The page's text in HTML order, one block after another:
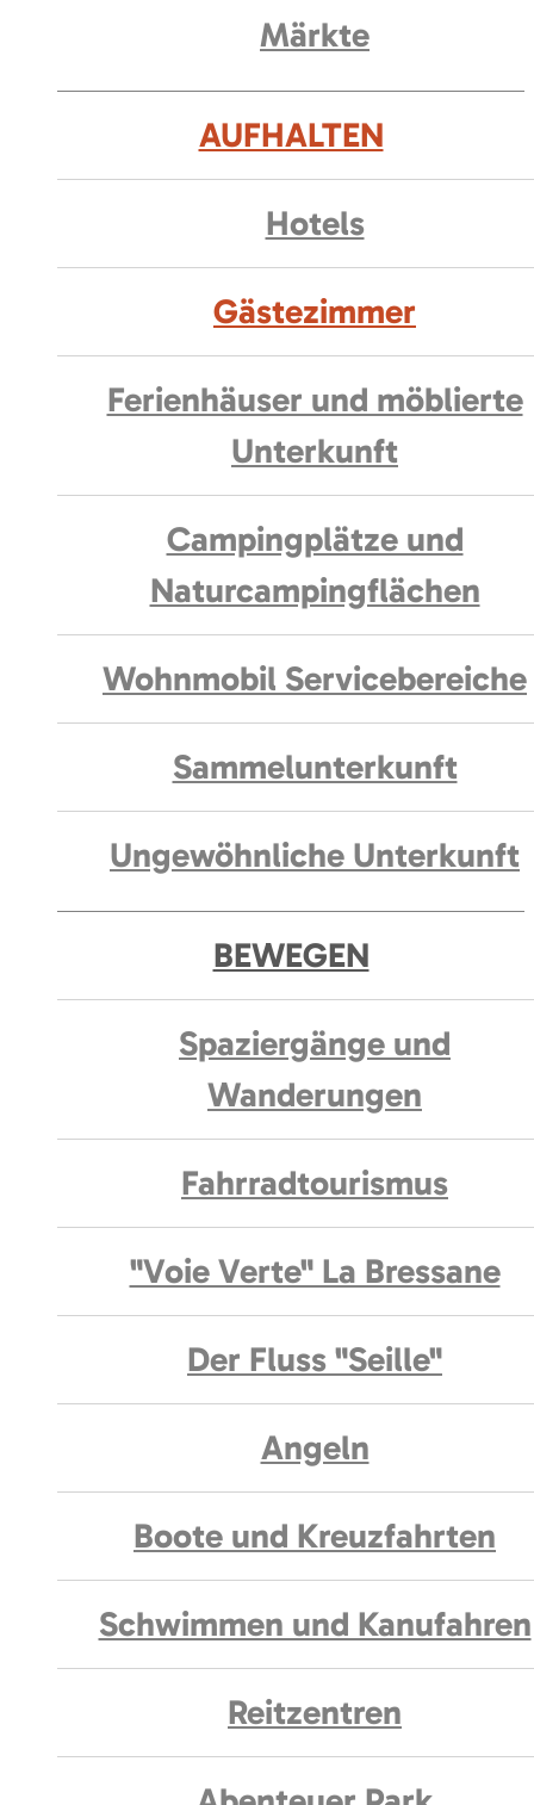
Märkte
AUFHALTEN
Hotels
Gästezimmer
Ferienhäuser und möblierte
Unterkunft
Campingplätze und
Naturcampingflächen
Wohnmobil Servicebereiche
Sammelunterkunft
Ungewöhnliche Unterkunft
BEWEGEN
Spaziergänge und
Wanderungen
Fahrradtourismus
"Voie Verte" La Bressane
Der Fluss "Seille"
Angeln
Boote und Kreuzfahrten
Schwimmen und Kanufahren
Reitzentren